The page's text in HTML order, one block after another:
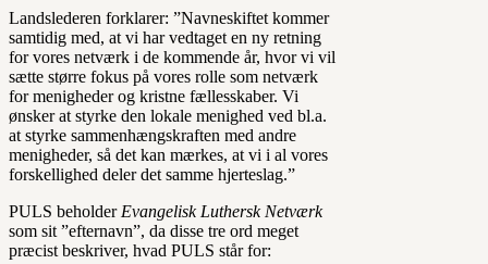
Landslederen forklarer: ”Navneskiftet kommer
samtidig med, at vi har vedtaget en ny retning
for vores netværk i de kommende år, hvor vi vil
sætte større fokus på vores rolle som netværk
for menigheder og kristne fællesskaber. Vi
ønsker at styrke den lokale menighed ved bl.a.
at styrke sammenhængskraften med andre
menigheder, så det kan mærkes, at vi i al vores
forskellighed deler det samme hjerteslag.”
PULS beholder Evangelisk Luthersk Netværk
som sit ”efternavn”, da disse tre ord meget
præcist beskriver, hvad PULS står for: